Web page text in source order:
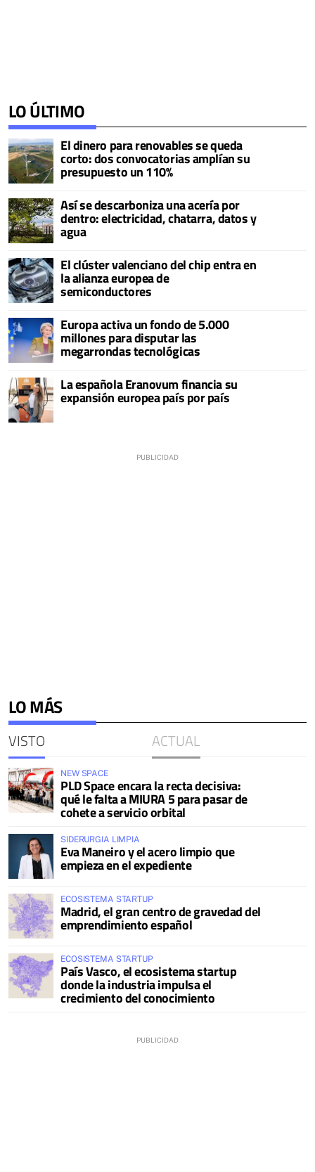
LO ÚLTIMO
El dinero para renovables se queda
corto: dos convocatorias amplían su
presupuesto un 110%
Así se descarboniza una acería por
dentro: electricidad, chatarra, datos y
agua
El clúster valenciano del chip entra en
la alianza europea de
semiconductores
Europa activa un fondo de 5.000
millones para disputar las
megarrondas tecnológicas
La española Eranovum financia su
expansión europea país por país
LO MÁS
VISTO ACTUAL
NEW SPACE
PLD Space encara la recta decisiva:
qué le falta a MIURA 5 para pasar de
cohete a servicio orbital
SIDERURGIA LIMPIA
Eva Maneiro y el acero limpio que
empieza en el expediente
ECOSISTEMA STARTUP
Madrid, el gran centro de gravedad del
emprendimiento español
ECOSISTEMA STARTUP
País Vasco, el ecosistema startup
donde la industria impulsa el
crecimiento del conocimiento